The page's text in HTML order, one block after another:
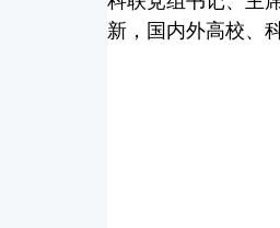
新，国内外高校、